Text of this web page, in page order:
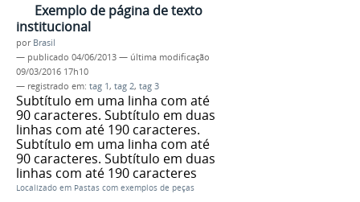
Exemplo de página de texto
institucional
por Brasil
— publicado 04/06/2013 — última modificação
09/03/2016 17h10
— registrado em: tag 1, tag 2, tag 3
Subtítulo em uma linha com até
90 caracteres. Subtítulo em duas
linhas com até 190 caracteres.
Subtítulo em uma linha com até
90 caracteres. Subtítulo em duas
linhas com até 190 caracteres
Localizado em Pastas com exemplos de peças